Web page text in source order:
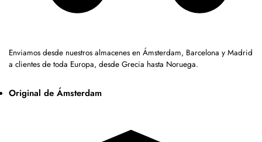
Enviamos desde nuestros almacenes en Ámsterdam, Barcelona y Madrid
a clientes de toda Europa, desde Grecia hasta Noruega.
Original de Ámsterdam